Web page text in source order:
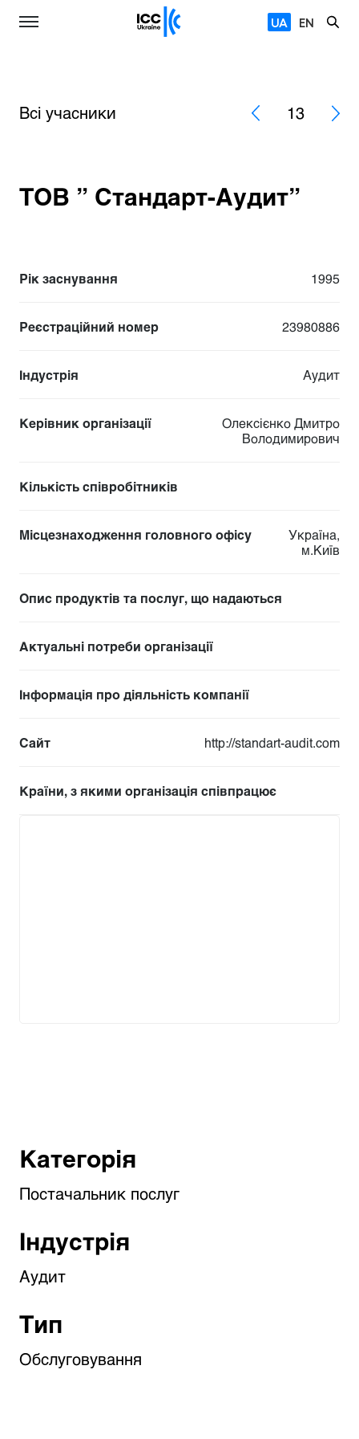
UA EN
Всі учасники 13
ТОВ ” Стандарт-Аудит”
Рік заснування 1995
Реєстраційний номер 23980886
Індустрія Аудит
Керівник організації
Олексієнко Дмитро
Володимирович
Кількість співробітників
Місцезнаходження головного офісу
Україна,
м.Київ
Опис продуктів та послуг, що надаються
Актуальні потреби організації
Інформація про діяльність компанії
Сайт http://standart-audit.com
Країни, з якими організація співпрацює
Категорія
Постачальник послуг
Індустрія
Аудит
Тип
Обслуговування